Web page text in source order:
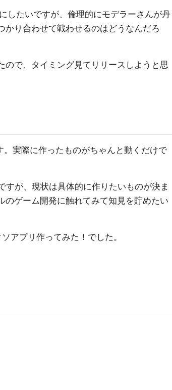
したいですが、倫理的にモデラーさんが丹
り合わせて戦わせるのはどうなんだろ
で、タイミング見てリリースしようと思
実際に作ったものがちゃんと動くだけで
が、現状は具体的に作りたいものが決ま
のゲーム開発に触れてみて知見を貯めたい
アプリ作ってみた！でした。